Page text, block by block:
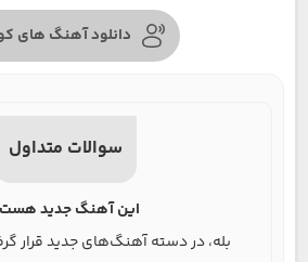
دانلود آهنگ های
سوالات متداول
این آهنگ جدید
بله، در دسته آهنگ‌های جدید قرار